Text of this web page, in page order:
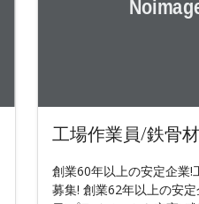
工場作業員/鉄骨
創業60年以上の安定企業!
募集! 創業62年以上の安